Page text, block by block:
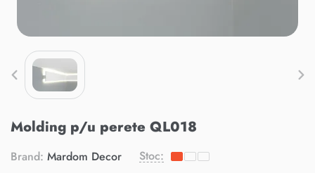
Molding p/u perete QL018
Brand: Mardom Decor Stoc: